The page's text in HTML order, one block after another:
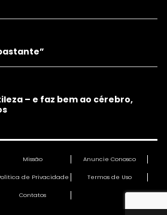
– e faz bem ao cérebro,
Missão Anuncie Conosco
de Privacidade Termos de Uso
Contatos